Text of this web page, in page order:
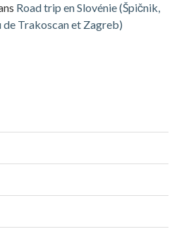
Road trip en Slovénie (Špičnik,
Trakoscan et Zagreb)